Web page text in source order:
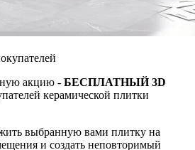
акцию - БЕСПЛАТНЫЙ 3D
керамической плитки
выбранную вами плитку на
и создать неповторимый